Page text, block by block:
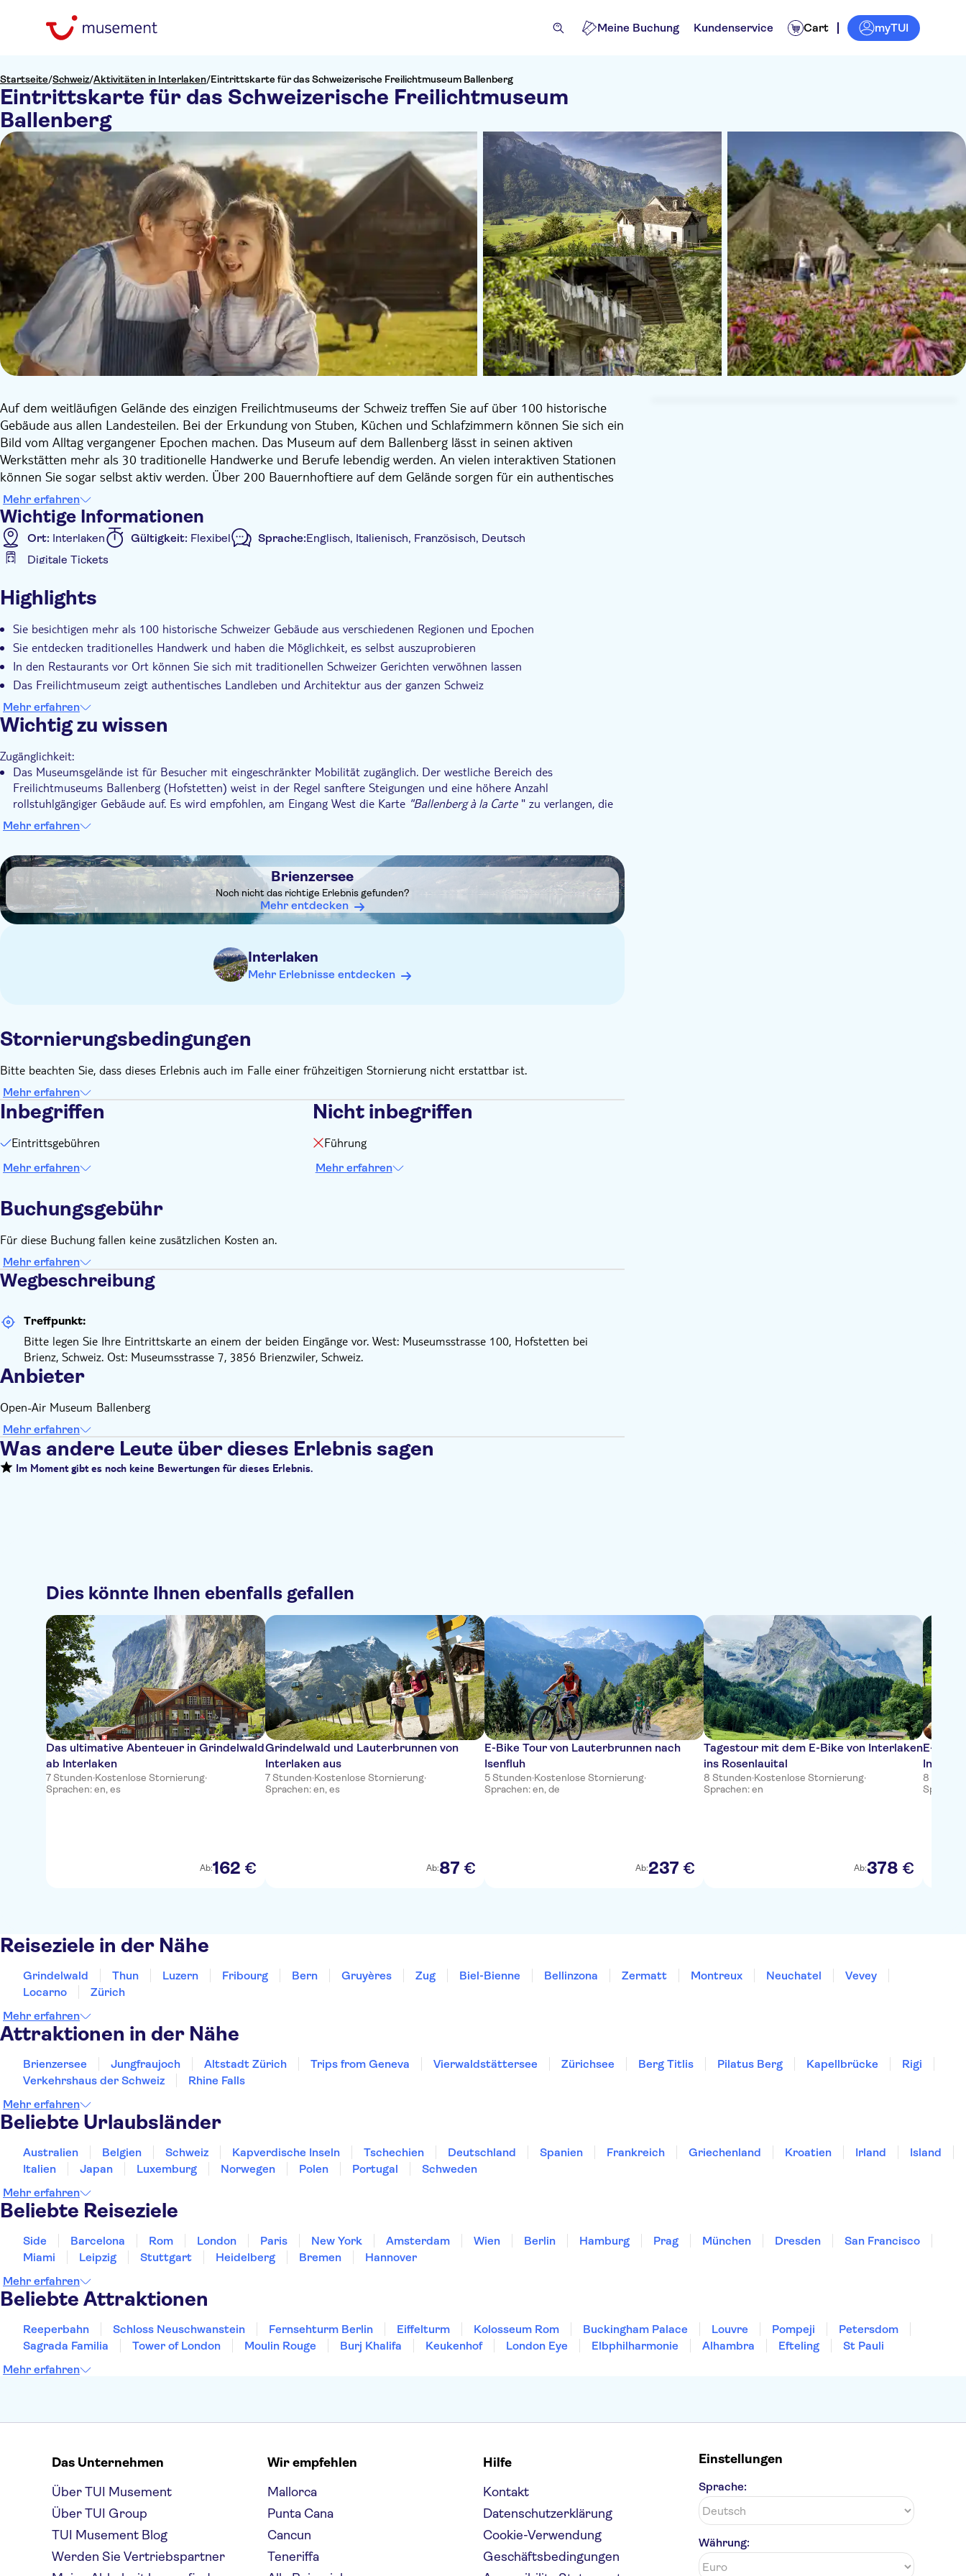
Meine Buchung Kundenservice Cart myTUI
Startseite/Schweiz/Aktivitäten in Interlaken/Eintrittskarte für das Schweizerische Freilichtmuseum Ballenberg
Eintrittskarte für das Schweizerische Freilichtmuseum
Ballenberg
Auf dem weitläufigen Gelände des einzigen Freilichtmuseums der Schweiz treffen Sie auf über 100 historische
Gebäude aus allen Landesteilen. Bei der Erkundung von Stuben, Küchen und Schlafzimmern können Sie sich ein
Bild vom Alltag vergangener Epochen machen. Das Museum auf dem Ballenberg lässt in seinen aktiven
Werkstätten mehr als 30 traditionelle Handwerke und Berufe lebendig werden. An vielen interaktiven Stationen
können Sie sogar selbst aktiv werden. Über 200 Bauernhoftiere auf dem Gelände sorgen für ein authentisches
Erlebnis.
Auch für Kinder bietet das Museum eine Fülle von Unterhaltungsmöglichkeiten. Sie können gemütlich Karussell
fahren, den großen Spielplatz entdecken und mit traditionellem Spielzeug experimentieren.
Auf dem Gelände befinden sich typische Restaurants, Snackbars und Grillplätze, die alle mit Feuerholz und
fließendem Wasser ausgestattet sind, um ein echtes Freiluft-Esserlebnis zu bieten. Zudem bieten die
mit nach Hause nehmen können.
Mehr erfahren
Wichtige Informationen
Ort: Interlaken Gültigkeit: Flexibel Sprache:Englisch, Italienisch, Französisch, Deutsch
Digitale Tickets
Sofortbestätigung
Haustiere erlaubt
Highlights
Sie besichtigen mehr als 100 historische Schweizer Gebäude aus verschiedenen Regionen und Epochen
Sie entdecken traditionelles Handwerk und haben die Möglichkeit, es selbst auszuprobieren
In den Restaurants vor Ort können Sie sich mit traditionellen Schweizer Gerichten verwöhnen lassen
Das Freilichtmuseum zeigt authentisches Landleben und Architektur aus der ganzen Schweiz
Es ist ein interaktives Erlebnis, bei dem Geschichte durch Vorführungen und Aktivitäten lebendig wird.
Mehr erfahren
Wichtig zu wissen
Zugänglichkeit:
Das Museumsgelände ist für Besucher mit eingeschränkter Mobilität zugänglich. Der westliche Bereich des
Freilichtmuseums Ballenberg (Hofstetten) weist in der Regel sanftere Steigungen und eine höhere Anzahl
rollstuhlgängiger Gebäude auf. Es wird empfohlen, am Eingang West die Karte "Ballenberg à la Carte" zu verlangen, die
eine speziell für Gäste mit eingeschränkter Mobilität konzipierte Route beschreibt
Hunde sind auf dem Museumsgelände kostenlos erlaubt, wenn sie an der kurzen Leine geführt werden. In Gebäuden, in
denen mit Lebensmitteln umgegangen wird, sind sie nicht erlaubt.
Auf dem gesamten Museumsgelände gibt es mehrere Grillplätze. Brennholz und fließendes Wasser werden zur
Verfügung gestellt, und Mahlzeiten sind auch in den Restaurants vor Ort erhältlich.
Schließfächer sind an den Kassen West und Ost erhältlich und können gegen eine Kaution von 1 oder 2 CHF gemietet
Das Museum ist täglich von 10 Uhr bis 17 Uhr geöffnet.
Für Kinder unter 6 Jahren ist der Eintritt frei
Mehr erfahren
DSA1Brienzersee
Brienzersee
Noch nicht das richtige Erlebnis gefunden?
Mehr entdecken
Interlaken
Mehr Erlebnisse entdecken
Stornierungsbedingungen
Bitte beachten Sie, dass dieses Erlebnis auch im Falle einer frühzeitigen Stornierung nicht erstattbar ist.
Mehr erfahren
Inbegriffen
Eintrittsgebühren
Mehr erfahren
Nicht inbegriffen
Führung
Mehr erfahren
Buchungsgebühr
Für diese Buchung fallen keine zusätzlichen Kosten an.
Mehr erfahren
Wegbeschreibung
Treffpunkt:
Bitte legen Sie Ihre Eintrittskarte an einem der beiden Eingänge vor. West: Museumsstrasse 100, Hofstetten bei
Brienz, Schweiz. Ost: Museumsstrasse 7, 3856 Brienzwiler, Schweiz.
Anbieter
Open-Air Museum Ballenberg
Mehr erfahren
Was andere Leute über dieses Erlebnis sagen
Im Moment gibt es noch keine Bewertungen für dieses Erlebnis.
Dies könnte Ihnen ebenfalls gefallen
Das ultimative Abenteuer in Grindelwald
ab Interlaken
7 Stunden·Kostenlose Stornierung·
Sprachen: en, es
Ab:162 €
Grindelwald und Lauterbrunnen von
Interlaken aus
7 Stunden·Kostenlose Stornierung·
Sprachen: en, es
Ab:87 €
E-Bike Tour von Lauterbrunnen nach
Isenfluh
5 Stunden·Kostenlose Stornierung·
Sprachen: en, de
Ab:237 €
Tagestour mit dem E-Bike von Interlaken
ins Rosenlauital
8 Stunden·Kostenlose Stornierung·
Sprachen: en
Ab:378 €
E-Bike
8
Reiseziele in der Nähe
Grindelwald Thun Luzern Fribourg Bern Gruyères Zug Biel-Bienne Bellinzona Zermatt Montreux Neuchatel
Vevey
Locarno
Zürich
Mehr erfahren
Attraktionen in der Nähe
Brienzersee Jungfraujoch Altstadt Zürich Trips from Geneva Vierwaldstättersee Zürichsee Berg Titlis Pilatus Berg Kapellbrücke
Rigi
Verkehrshaus der Schweiz
Rhine Falls
Mehr erfahren
Beliebte Urlaubsländer
Australien Belgien Schweiz Kapverdische Inseln Tschechien Deutschland Spanien Frankreich Griechenland Kroatien Irland
Island
Italien
Japan Luxemburg Norwegen Polen Portugal
Schweden
Mehr erfahren
Beliebte Reiseziele
Side Barcelona Rom London Paris New York Amsterdam Wien Berlin Hamburg Prag München Dresden
San Francisco
Miami
Leipzig Stuttgart Heidelberg Bremen
Hannover
Mehr erfahren
Beliebte Attraktionen
Reeperbahn Schloss Neuschwanstein Fernsehturm Berlin Eiffelturm Kolosseum Rom Buckingham Palace Louvre Pompeji
Petersdom
Sagrada Familia
Tower of London Moulin Rouge Burj Khalifa Keukenhof London Eye Elbphilharmonie Alhambra Efteling
St Pauli
Mehr erfahren
Das Unternehmen
Über TUI Musement
Über TUI Group
TUI Musement Blog
Werden Sie Vertriebspartner
Wir empfehlen
Mallorca
Punta Cana
Cancun
Teneriffa
Hilfe
Kontakt
Datenschutzerklärung
Cookie-Verwendung
Geschäftsbedingungen
Einstellungen
Sprache:
Währung: